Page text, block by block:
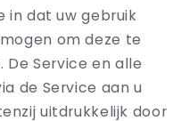
in dat uw gebruik
om deze te
De Service en alle
de Service aan u
uitdrukkelijk door